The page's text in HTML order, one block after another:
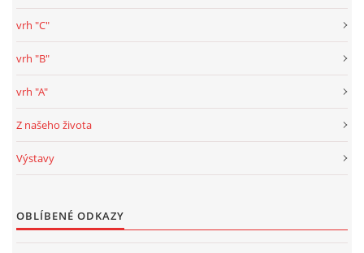
vrh "C"
vrh "B"
vrh "A"
Z našeho života
Výstavy
OBLÍBENÉ ODKAZY